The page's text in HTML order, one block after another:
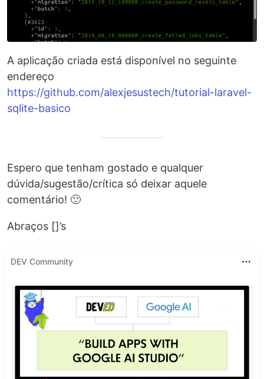
A aplicação criada está disponível no seguinte
endereço
https://github.com/alexjesustech/tutorial-laravel-
sqlite-basico
Espero que tenham gostado e qualquer
dúvida/sugestão/crítica só deixar aquele
comentário! 🙂
Abraços []’s
DEV Community